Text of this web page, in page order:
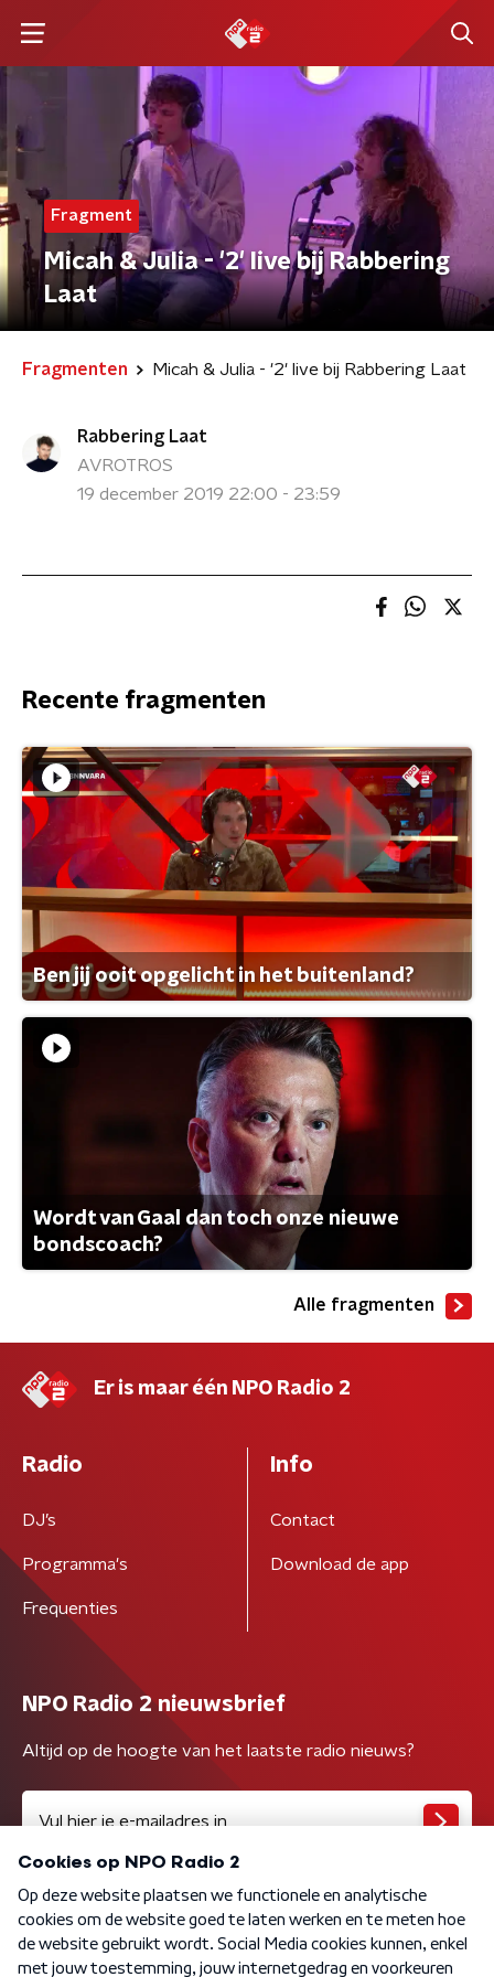
Fragment
Micah & Julia - '2' live bij Rabbering
Laat
Fragmenten Micah & Julia - '2' live bij Rabbering Laat
Rabbering Laat
AVROTROS
19 december 2019 22:00 - 23:59
Recente fragmenten
Ben jij ooit opgelicht in het buitenland?
Wordt van Gaal dan toch onze nieuwe
bondscoach?
Alle fragmenten
Er is maar één NPO Radio 2
Radio
DJ’s
Programma's
Frequenties
Info
Contact
Download de app
NPO Radio 2 nieuwsbrief
Altijd op de hoogte van het laatste radio nieuws?
Algemene voorwaarden